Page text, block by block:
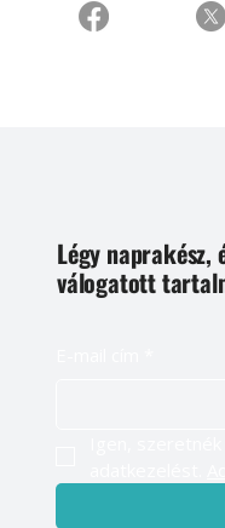
Légy naprakész,
válogatott